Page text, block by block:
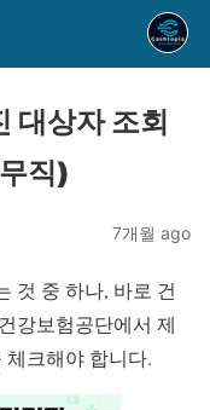
대상자 조회
직)
7개월 ago
것 중 하나, 바로 건
강보험공단에서 제
체크해야 합니다.